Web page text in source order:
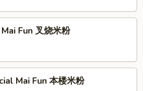
Fun 叉烧米粉
Mai Fun 本楼米粉